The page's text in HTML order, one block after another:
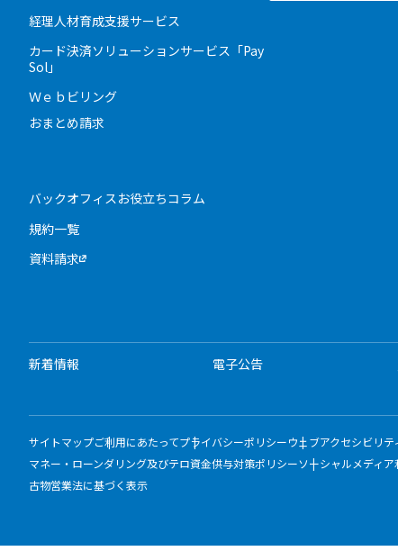
経理人材育成支援サービス
カード決済ソリューションサービス「Pay
Sol」
Ｗｅｂビリング
おまとめ請求
バックオフィスお役立ちコラム
規約一覧
資料請求
新着情報 電子公告
サイトマップご利用にあたってプライバシーポリシーウェブアクセシビリテ
マネー・ローンダリング及びテロ資金供与対策ポリシーソーシャルメディ
古物営業法に基づく表示